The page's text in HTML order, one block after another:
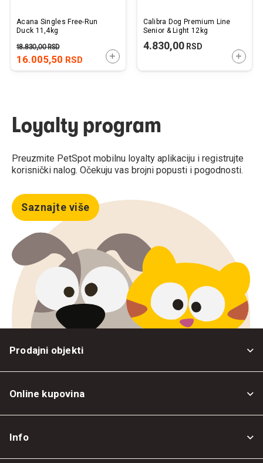
Acana Singles Free-Run
Duck 11,4kg
16.005,50 RSD
18.830,00RSD
DODAJTE U KORPU
Calibra Dog Premium Line
Senior & Light 12kg
4.830,00RSD
Loyalty program
Preuzmite PetSpot mobilnu loyalty aplikaciju i registrujte
korisnički nalog. Očekuju vas brojni popusti i pogodnosti.
Saznajte više
Prodajni objekti
Online kupovina
Info